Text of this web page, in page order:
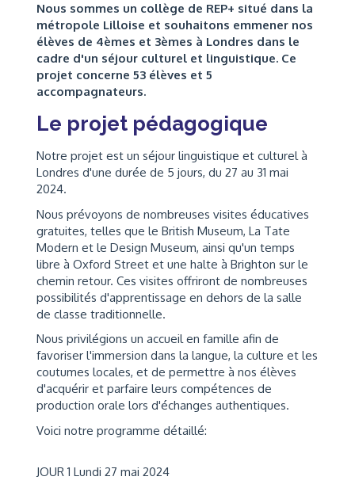
Nous sommes un collège de REP+ situé dans la
métropole Lilloise et souhaitons emmener nos
élèves de 4èmes et 3èmes à Londres dans le
cadre d'un séjour culturel et linguistique. Ce
projet concerne 53 élèves et 5
accompagnateurs.
Le projet pédagogique
Notre projet est un séjour linguistique et culturel à
Londres d'une durée de 5 jours, du 27 au 31 mai
2024.
Nous prévoyons de nombreuses visites éducatives
gratuites, telles que le British Museum, La Tate
Modern et le Design Museum, ainsi qu'un temps
libre à Oxford Street et une halte à Brighton sur le
chemin retour. Ces visites offriront de nombreuses
possibilités d'apprentissage en dehors de la salle
de classe traditionnelle.
Nous privilégions un accueil en famille afin de
favoriser l'immersion dans la langue, la culture et les
coutumes locales, et de permettre à nos élèves
d'acquérir et parfaire leurs compétences de
production orale lors d'échanges authentiques.
Voici notre programme détaillé:
JOUR 1 Lundi 27 mai 2024